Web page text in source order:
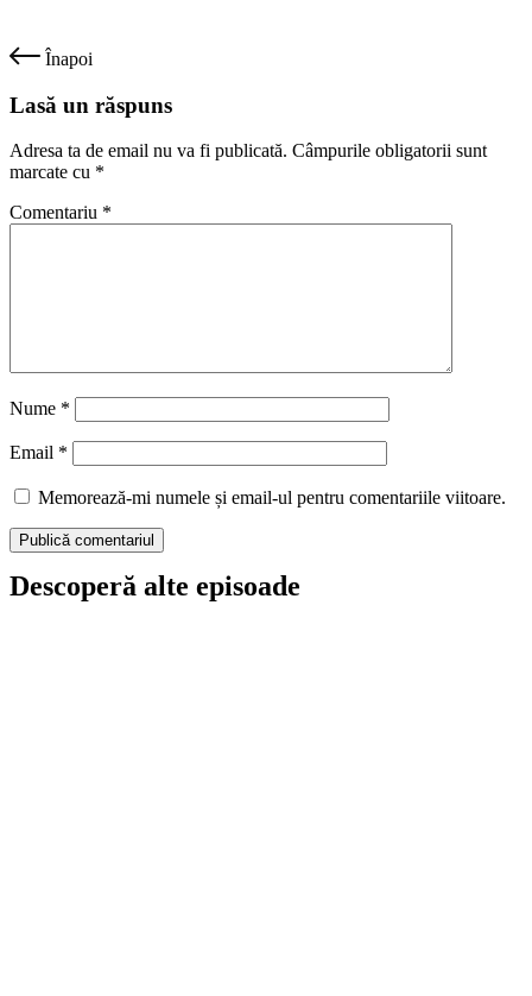
Înapoi
Lasă un răspuns
Adresa ta de email nu va fi publicată. Câmpurile obligatorii sunt
marcate cu *
Comentariu *
Nume *
Email *
Memorează-mi numele și email-ul pentru comentariile viitoare.
Descoperă alte episoade